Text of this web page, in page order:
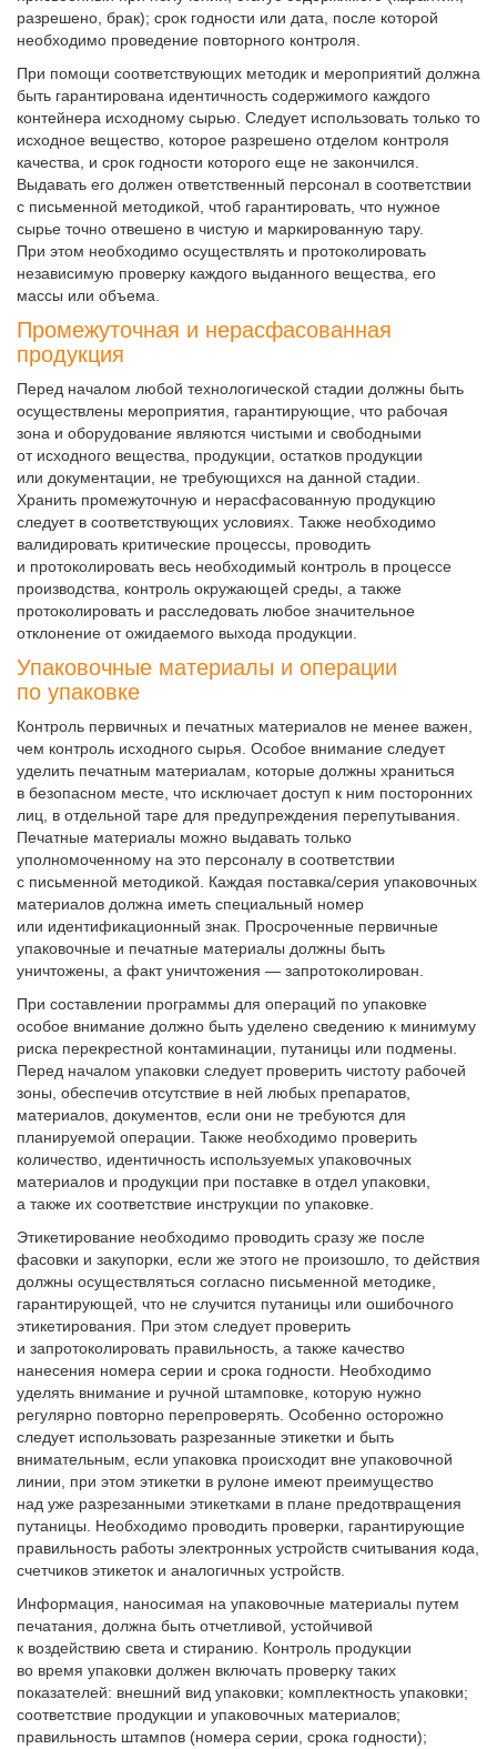
разрешено, брак); срок годности или дата, после которой
необходимо проведение повторного контроля.
При помощи соответствующих методик и мероприятий должна
быть гарантирована идентичность содержимого каждого
контейнера исходному сырью. Следует использовать только то
исходное вещество, которое разрешено отделом контроля
качества, и срок годности которого еще не закончился.
Выдавать его должен ответственный персонал в соответствии
с письменной методикой, чтоб гарантировать, что нужное
сырье точно отвешено в чистую и маркированную тару.
При этом необходимо осуществлять и протоколировать
независимую проверку каждого выданного вещества, его
массы или объема.
Промежуточная и нерасфасованная
продукция
Перед началом любой технологической стадии должны быть
осуществлены мероприятия, гарантирующие, что рабочая
зона и оборудование являются чистыми и свободными
от исходного вещества, продукции, остатков продукции
или документации, не требующихся на данной стадии.
Хранить промежуточную и нерасфасованную продукцию
следует в соответствующих условиях. Также необходимо
валидировать критические процессы, проводить
и протоколировать весь необходимый контроль в процессе
производства, контроль окружающей среды, а также
протоколировать и расследовать любое значительное
отклонение от ожидаемого выхода продукции.
Упаковочные материалы и операции
по упаковке
Контроль первичных и печатных материалов не менее важен,
чем контроль исходного сырья. Особое внимание следует
уделить печатным материалам, которые должны храниться
в безопасном месте, что исключает доступ к ним посторонних
лиц, в отдельной таре для предупреждения перепутывания.
Печатные материалы можно выдавать только
уполномоченному на это персоналу в соответствии
с письменной методикой. Каждая поставка/серия упаковочных
материалов должна иметь специальный номер
или идентификационный знак. Просроченные первичные
упаковочные и печатные материалы должны быть
уничтожены, а факт уничтожения — запротоколирован.
При составлении программы для операций по упаковке
особое внимание должно быть уделено сведению к минимуму
риска перекрестной контаминации, путаницы или подмены.
Перед началом упаковки следует проверить чистоту рабочей
зоны, обеспечив отсутствие в ней любых препаратов,
материалов, документов, если они не требуются для
планируемой операции. Также необходимо проверить
количество, идентичность используемых упаковочных
материалов и продукции при поставке в отдел упаковки,
а также их соответствие инструкции по упаковке.
Этикетирование необходимо проводить сразу же после
фасовки и закупорки, если же этого не произошло, то действия
должны осуществляться согласно письменной методике,
гарантирующей, что не случится путаницы или ошибочного
этикетирования. При этом следует проверить
и запротоколировать правильность, а также качество
нанесения номера серии и срока годности. Необходимо
уделять внимание и ручной штамповке, которую нужно
регулярно повторно перепроверять. Особенно осторожно
следует использовать разрезанные этикетки и быть
внимательным, если упаковка происходит вне упаковочной
линии, при этом этикетки в рулоне имеют преимущество
над уже разрезанными этикетками в плане предотвращения
путаницы. Необходимо проводить проверки, гарантирующие
правильность работы электронных устройств считывания кода,
счетчиков этикеток и аналогичных устройств.
Информация, наносимая на упаковочные материалы путем
печатания, должна быть отчетливой, устойчивой
к воздействию света и стиранию. Контроль продукции
во время упаковки должен включать проверку таких
показателей: внешний вид упаковки; комплектность упаковки;
соответствие продукции и упаковочных материалов;
правильность штампов (номера серии, срока годности);